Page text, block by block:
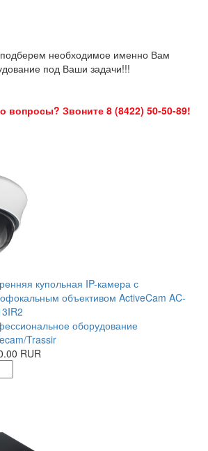
необходимое именно Вам
под Ваши задачи!!!
вопросы? Звоните 8 (8422) 50-50-89!
купольная IP-камера с
объективом ActiveCam AC-
оборудование
Trassir
RUR